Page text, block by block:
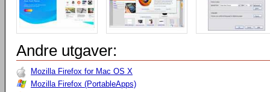
Andre utgaver:
Mozilla Firefox for Mac OS X
Mozilla Firefox (PortableApps)